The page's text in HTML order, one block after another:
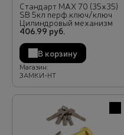
Стандарт MAX 70 (35х35)
SB 5кл перф.ключ/ключ
Цилиндровый механизм
406.99 руб.
В корзину
Магазин:
ЗАМКИ-НТ
В